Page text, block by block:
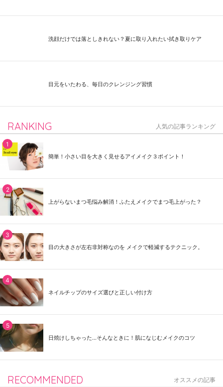
洗顔だけでは落としきれない？夏に取り入れたい拭き取りケア
目元をいたわる、毎日のクレンジング習慣
RANKING 人気の記事ランキング
簡単！小さい目を大きく見せるアイメイク３ポイント！
上がらないまつ毛悩み解消！ふたえメイクでまつ毛上がった？
目の大きさが左右非対称なのを メイクで軽減するテクニック。
ネイルチップのサイズ選びと正しい付け方
日焼けしちゃった...そんなときに！肌になじむメイクのコツ
RECOMMENDED オススメの記事